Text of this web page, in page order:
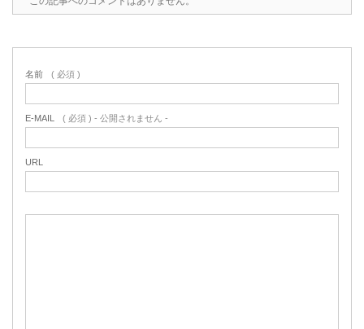
名前 ( 必須 )
E-MAIL ( 必須 ) - 公開されません -
URL